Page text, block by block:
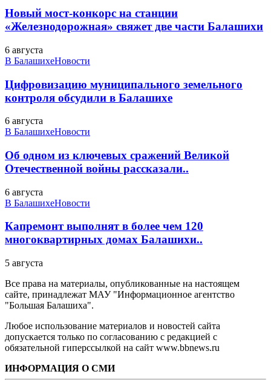
Новый мост-конкорс на станции
«Железнодорожная» свяжет две части Балашихи
6 августа
В БалашихеНовости
Цифровизацию муниципального земельного
контроля обсудили в Балашихе
6 августа
В БалашихеНовости
Об одном из ключевых сражений Великой
Отечественной войны рассказали..
6 августа
В БалашихеНовости
Капремонт выполнят в более чем 120
многоквартирных домах Балашихи..
5 августа
Все права на материалы, опубликованные на настоящем
сайте, принадлежат МАУ "Информационное агентство
"Большая Балашиха".
Любое использование материалов и новостей сайта
допускается только по согласованию с редакцией с
обязательной гиперссылкой на сайт www.bbnews.ru
ИНФОРМАЦИЯ О СМИ